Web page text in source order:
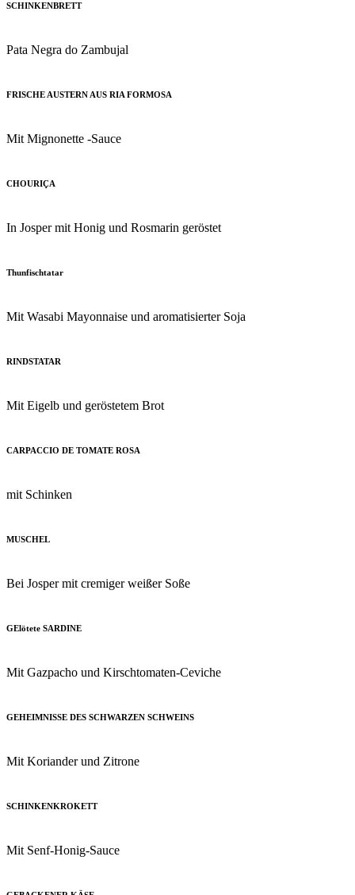
SCHINKENBRETT
Pata Negra do Zambujal
FRISCHE AUSTERN AUS RIA FORMOSA
Mit Mignonette -Sauce
CHOURIÇA
In Josper mit Honig und Rosmarin geröstet
Thunfischtatar
Mit Wasabi Mayonnaise und aromatisierter Soja
RINDSTATAR
Mit Eigelb und geröstetem Brot
CARPACCIO DE TOMATE ROSA
mit Schinken
MUSCHEL
Bei Josper mit cremiger weißer Soße
GElötete SARDINE
Mit Gazpacho und Kirschtomaten-Ceviche
GEHEIMNISSE DES SCHWARZEN SCHWEINS
Mit Koriander und Zitrone
SCHINKENKROKETT
Mit Senf-Honig-Sauce